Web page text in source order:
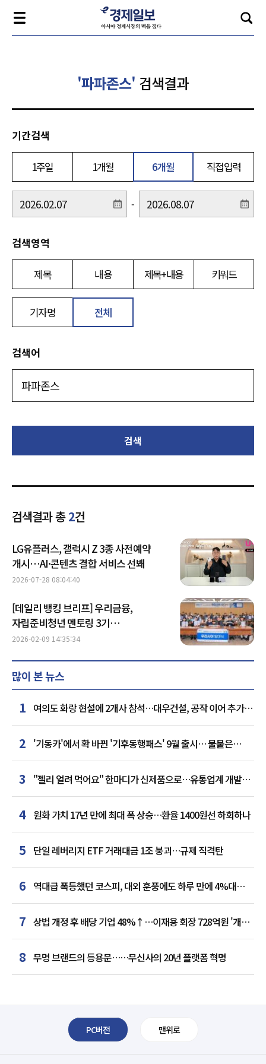
'파파존스' 검색결과
기간검색
1주일 1개월 6개월 직접입력
-
검색영역
제목 내용 제목+내용 키워드
기자명 전체
검색어
검색
검색결과 총2건
LG유플러스, 갤럭시 Z 3종 사전예약
개시…AI·콘텐츠 결합 서비스 선봬
2026-07-28 08:04:40
[데일리 뱅킹 브리프] 우리금융,
자립준비청년 멘토링 3기
출범…'홀로서기' 동행 外
2026-02-09 14:35:34
많이 본 뉴스
1 여의도 화랑 현설에 2개사 참석…대우건설, 공작 이어 추가
거점 확보하나
2 '기동카'에서 확 바뀐 '기후동행패스' 9월 출시… 불붙은
카드사 경쟁
3
"젤리 얼려 먹어요" 한마디가 신제품으로…유통업계 개발실
된 SNS
4 원화 가치 17년 만에 최대 폭 상승…환율 1400원선 하회하나
5 단일 레버리지 ETF 거래대금 1조 붕괴…규제 직격탄
6 역대급 폭등했던 코스피, 대외 훈풍에도 하루 만에 4%대
급락
7 상법 개정 후 배당 기업 48%↑…이재용 회장 728억원 '개인
최다'
8 무명 브랜드의 등용문……무신사의 20년 플랫폼 혁명
PC버전 맨위로